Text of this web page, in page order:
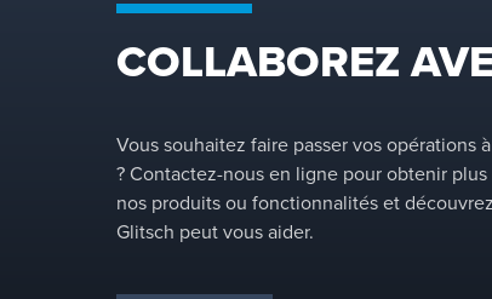
COLLABOREZ
Vous souhaitez faire passer vos opérations
? Contactez-nous en ligne pour obtenir plus
nos produits ou fonctionnalités et
Glitsch peut vous aider.